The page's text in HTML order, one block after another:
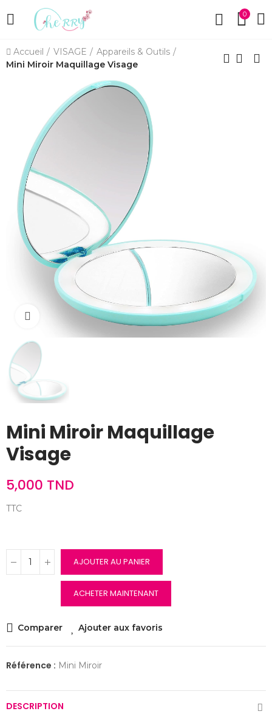
0
Accueil VISAGE
Appareils & Outils
Mini Miroir Maquillage Visage
Cliquez pour agrandir
Mini Miroir Maquillage
Visage
5,000 TND
TTC
AJOUTER AU PANIER
ACHETER MAINTENANT
Comparer Ajouter aux favoris
Référence : Mini Miroir
DESCRIPTION